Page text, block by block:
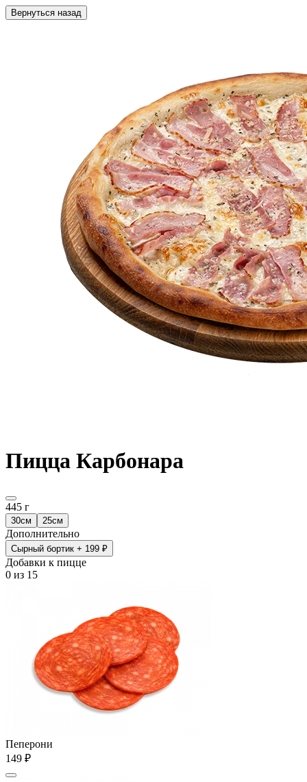
Вернуться назад
Пицца Карбонара
445 г
30см 25см
Дополнительно
Сырный бортик + 199 ₽
Добавки к пицце
0 из 15
Пеперони
149 ₽